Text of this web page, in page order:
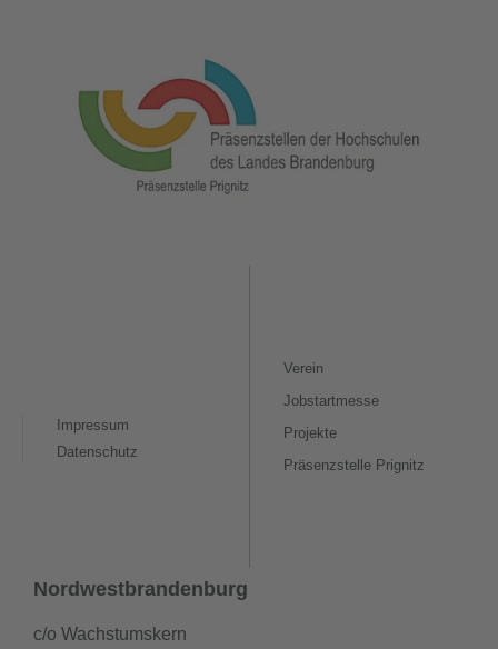
Nordwestbrandenburg
c/o Wachstumskern
Verein
Jobstartmesse
Projekte
Präsenzstelle Prignitz
Impressum
Datenschutz